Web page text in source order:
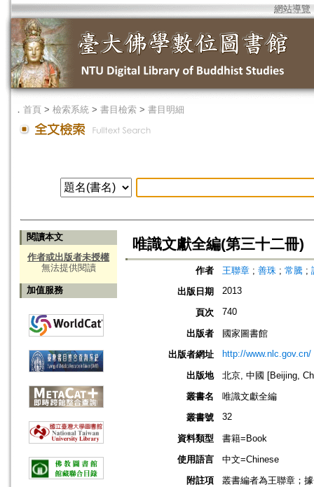
網站導覽
． 首頁 > 檢索系統 > 書目檢索 > 書目明細
閱讀本文
作者或出版者未授權
無法提供閱讀
加值服務
唯識文獻全編(第三十二冊)
作者 王聯章 ; 善珠 ; 常騰 ;
出版日期
2013
頁次 740
出版者
國家圖書館
出版者網址
http://www.nlc.gov.cn/
出版地
北京, 中國 [Beijing,
叢書名
唯識文獻全編
叢書號
32
資料類型
書籍=Book
使用語言
中文=Chinese
附註項
叢書編者為王聯章；